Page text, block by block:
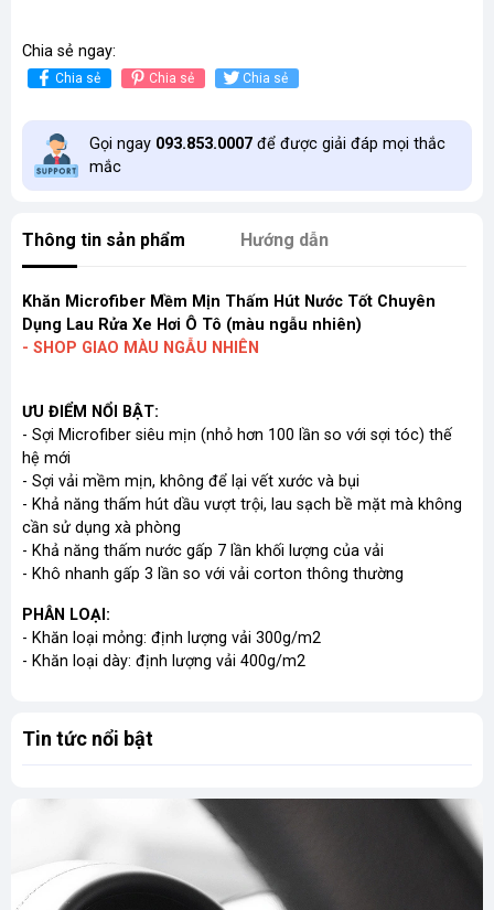
Chia sẻ ngay:
Chia sẻ Chia sẻ Chia sẻ
Gọi ngay 093.853.0007 để được giải đáp mọi thắc
mắc
Thông tin sản phẩm Hướng dẫn
Khăn Microfiber Mềm Mịn Thấm Hút Nước Tốt Chuyên
Dụng Lau Rửa Xe Hơi Ô Tô (màu ngẫu nhiên)
- SHOP GIAO MÀU NGẪU NHIÊN
ƯU ĐIỂM NỔI BẬT:
- Sợi Microfiber siêu mịn (nhỏ hơn 100 lần so với sợi tóc) thế
hệ mới
- Sợi vải mềm mịn, không để lại vết xước và bụi
- Khả năng thấm hút dầu vượt trội, lau sạch bề mặt mà không
cần sử dụng xà phòng
- Khả năng thấm nước gấp 7 lần khối lượng của vải
- Khô nhanh gấp 3 lần so với vải corton thông thường
PHÂN LOẠI:
- Khăn loại mỏng: định lượng vải 300g/m2
- Khăn loại dày: định lượng vải 400g/m2
Tin tức nổi bật